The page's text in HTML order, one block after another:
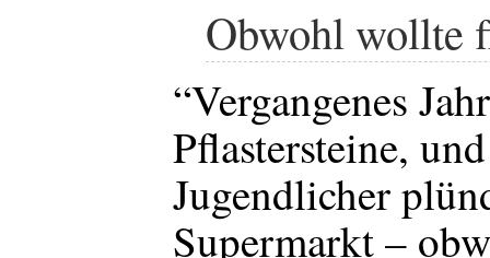
Obwohl wollte
“Vergangenes
Pflastersteine,
Jugendlicher
Supermarkt –